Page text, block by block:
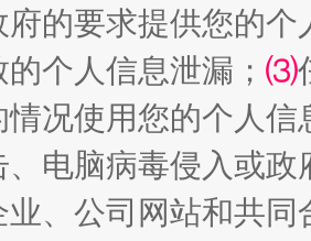
来了！等你上场
府的要求提供您的个
个人信息泄漏； ⑶
情况使用您的个人
电脑病毒侵入或
、公司网站和共